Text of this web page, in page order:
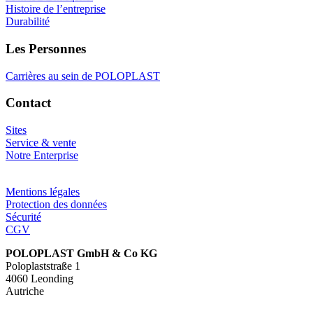
Histoire de l’entreprise
Durabilité
Les Personnes
Carrières au sein de POLOPLAST
Contact
Sites
Service & vente
Notre Enterprise
Mentions légales
Protection des données
Sécurité
CGV
POLOPLAST GmbH & Co KG
Poloplaststraße 1
4060 Leonding
Autriche